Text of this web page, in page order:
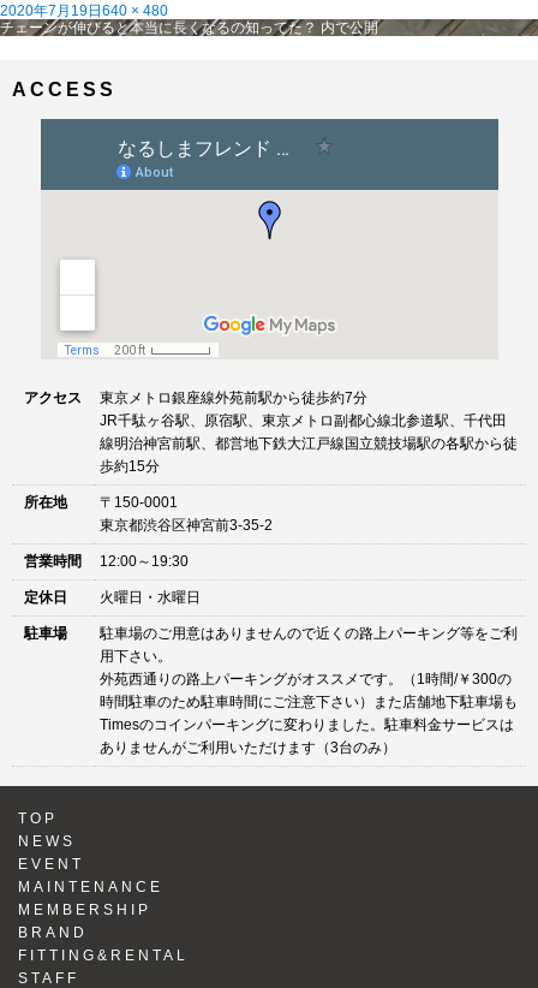
投
稿
2020年7月19日 フ
ル
640 × 480
投
ゲ
チェーンが伸びると本当に長くなるの知ってた？ 内で公開
ACCESS
アクセス
東京メトロ銀座線外苑前駅から徒歩約7分
JR千駄ヶ谷駅、原宿駅、東京メトロ副都心線北参道駅、千代田
線明治神宮前駅、都営地下鉄大江戸線国立競技場駅の各駅から徒
歩約15分
所在地
〒150-0001
東京都渋谷区神宮前3-35-2
営業時間 12:00～19:30
定休日 火曜日・水曜日
駐車場
駐車場のご用意はありませんので近くの路上パーキング等をご利
用下さい。
外苑西通りの路上パーキングがオススメです。（1時間/￥300の
時間駐車のため駐車時間にご注意下さい）また店舗地下駐車場も
Timesのコインパーキングに変わりました。駐車料金サービスは
ありませんがご利用いただけます（3台のみ）
TOP
NEWS
EVENT
MAINTENANCE
MEMBERSHIP
BRAND
FITTING&RENTAL
STAFF